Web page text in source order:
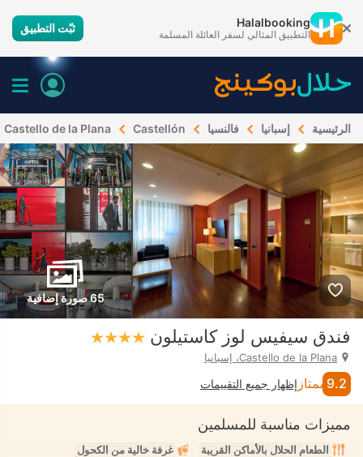
Halalbooking
التطبيق المثالي لسفر العائلة المسلمة ثبّت التطبيق
الرئيسية إسبانيا فالنسيا Castellón
Castello de la Plana
65 صورة إضافية
فندق سيفيس لوز كاستيلون
Castello de la Plana، إسبانيا
9.2 ممتاز إظهار جميع التقييمات
مميزات مناسبة للمسلمين
الطعام الحلال بالأماكن القريبة
غرفة خالية من الكحول